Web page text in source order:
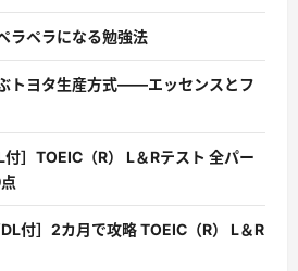
ラペラになる勉強法
トヨタ生産方式――エッセンスとフ
付］TOEIC（R） L＆Rテスト 全パー
付］2カ月で攻略 TOEIC（R） L＆R